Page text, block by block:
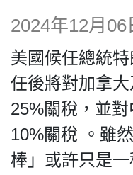
系列
活動
關於我們
2024年12月06
美國候任總統
任後將對加拿
25%關稅，並
10%關稅 。雖
棒」或許只是